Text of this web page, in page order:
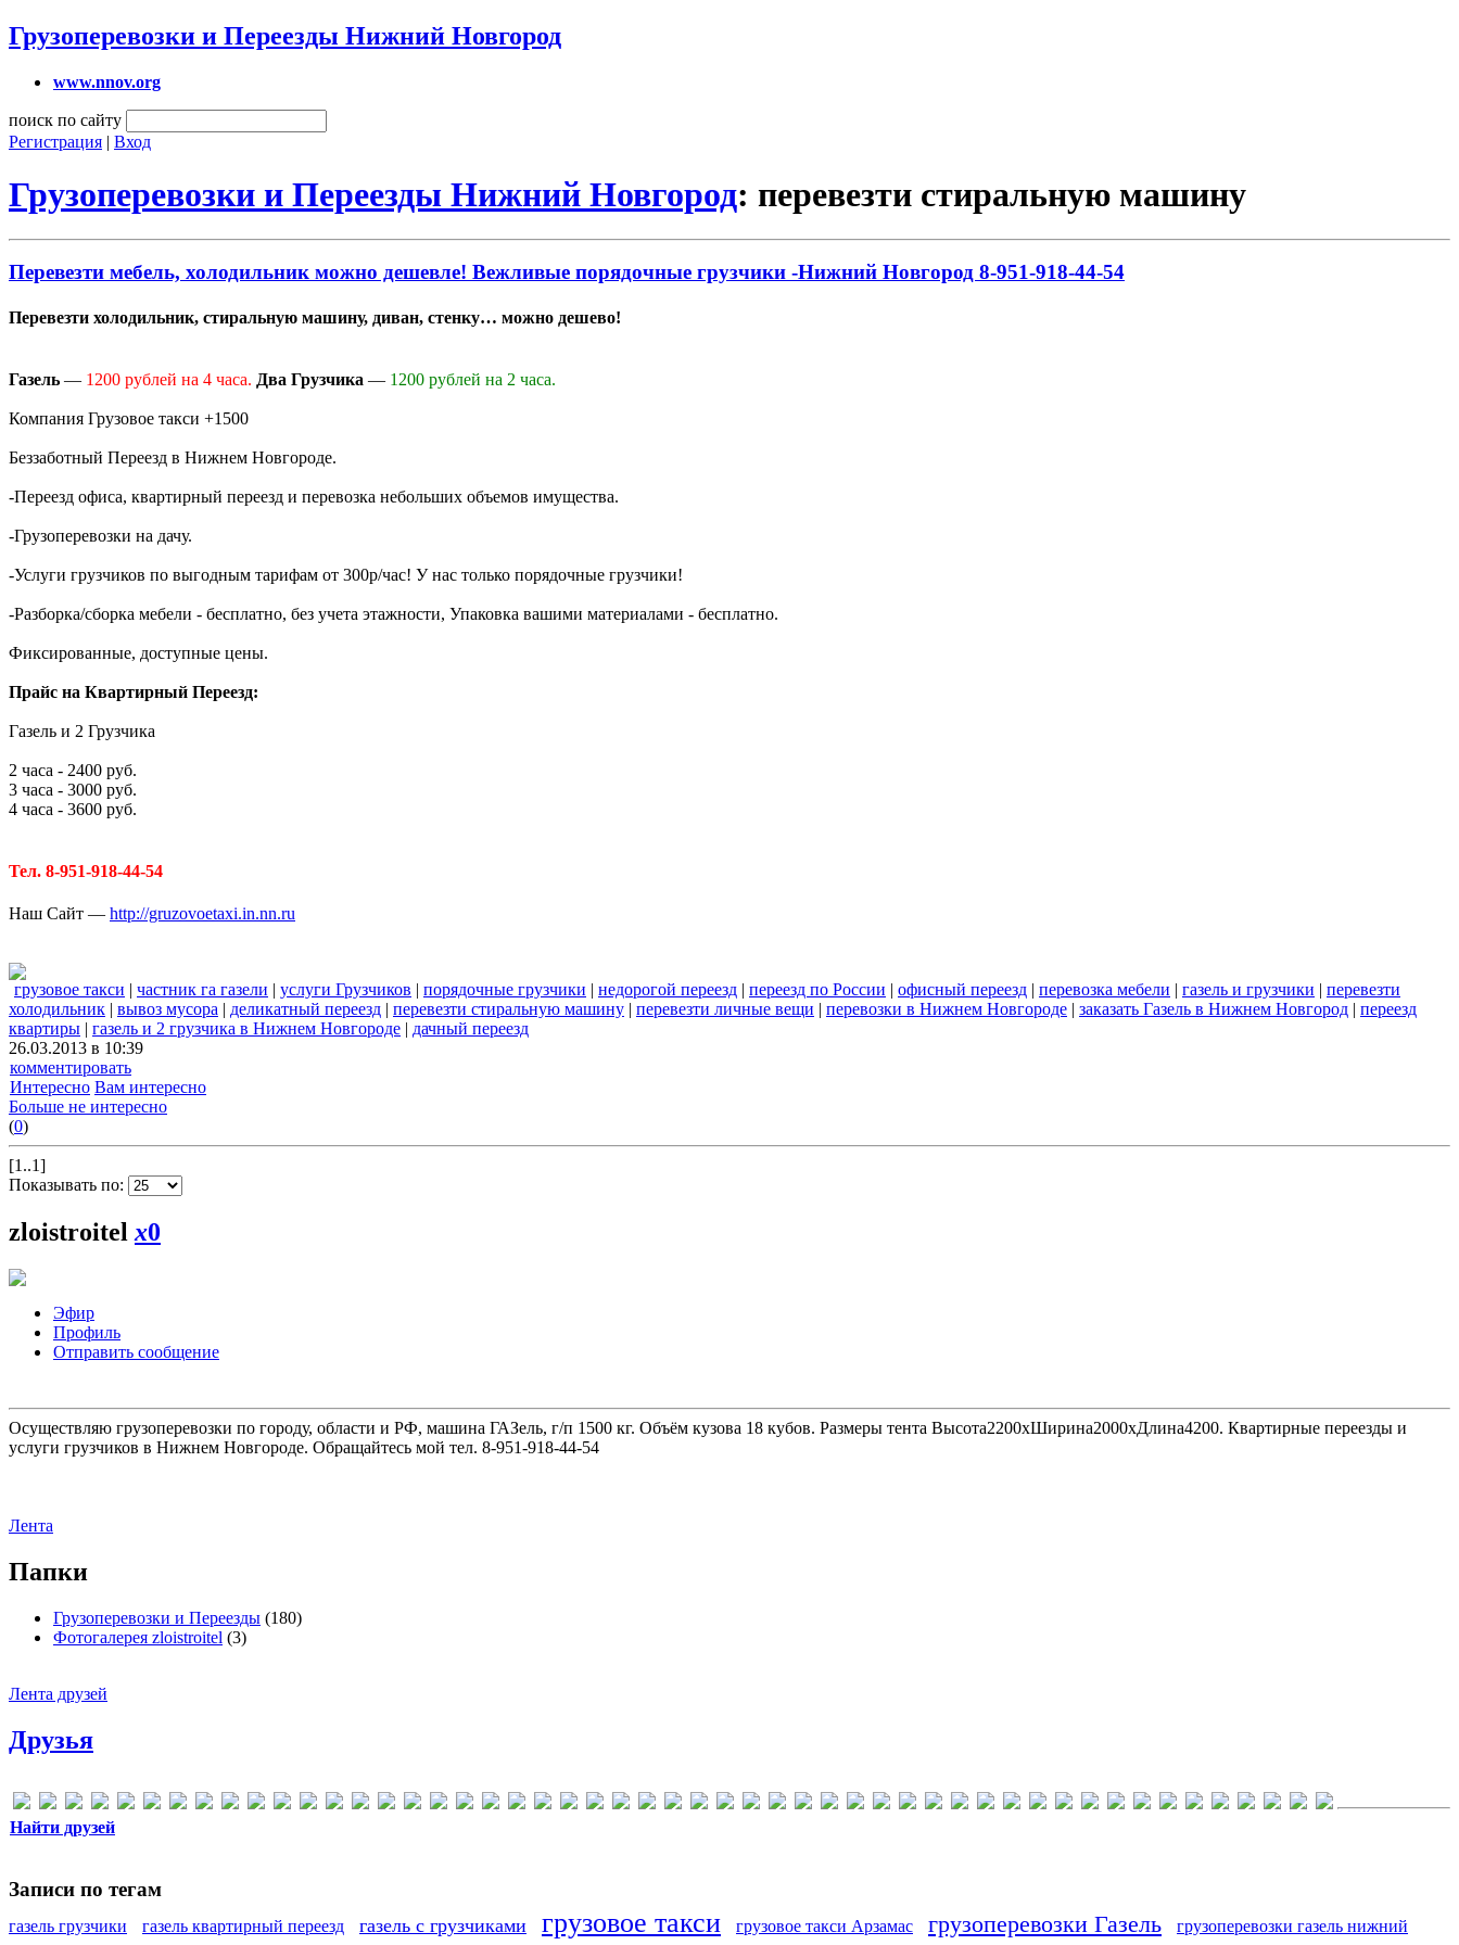
Грузоперевозки и Переезды Нижний Новгород
www.nnov.org
поиск по сайту
Регистрация | Вход
Грузоперевозки и Переезды Нижний Новгород: перевезти стиральную машину
Перевезти мебель, холодильник можно дешевле! Вежливые порядочные грузчики -Нижний Новгород 8-951-918-44-54
Перевезти холодильник, стиральную машину, диван, стенку… можно дешево!
Газель — 1200 рублей на 4 часа. Два Грузчика — 1200 рублей на 2 часа.
Компания Грузовое такси +1500
Беззаботный Переезд в Нижнем Новгороде.
-Переезд офиса, квартирный переезд и перевозка небольших объемов имущества.
-Грузоперевозки на дачу.
-Услуги грузчиков по выгодным тарифам от 300р/час! У нас только порядочные грузчики!
-Разборка/сборка мебели - бесплатно, без учета этажности, Упаковка вашими материалами - бесплатно.
Фиксированные, доступные цены.
Прайс на Квартирный Переезд:
Газель и 2 Грузчика
2 часа - 2400 руб.
3 часа - 3000 руб.
4 часа - 3600 руб.
Тел. 8-951-918-44-54
Наш Сайт — http://gruzovoetaxi.in.nn.ru
грузовое такси частник га газели услуги Грузчиков порядочные грузчики недорогой переезд переезд по России офисный переезд перевозка мебели газель и грузчики
перевезти
холодильник
вывоз мусора деликатный переезд перевезти стиральную машину перевезти личные вещи перевозки в Нижнем Новгороде заказать Газель в Нижнем Новгород
переезд
квартиры
газель и 2 грузчика в Нижнем Новгороде
дачный переезд
26.03.2013 в 10:39
комментировать
Интересно Вам интересно
Больше не интересно
(0)
[1..1]
Показывать по:
zloistroitelx0
Эфир
Профиль
Отправить сообщение
Осуществляю грузоперевозки по городу, области и РФ, машина ГАЗель, г/п 1500 кг. Объём кузова 18 кубов. Размеры тента Высота2200хШирина2000хДлина4200. Квартирные переезды и
услуги грузчиков в Нижнем Новгороде. Обращайтесь мой тел. 8-951-918-44-54
Лента
Папки
Грузоперевозки и Переезды (180)
Фотогалерея zloistroitel (3)
Лента друзей
Друзья
Найти друзей
Записи по тегам
газель грузчики газель квартирный переезд газель с грузчиками грузовое такси грузовое такси Арзамас грузоперевозки Газель грузоперевозки газель нижний